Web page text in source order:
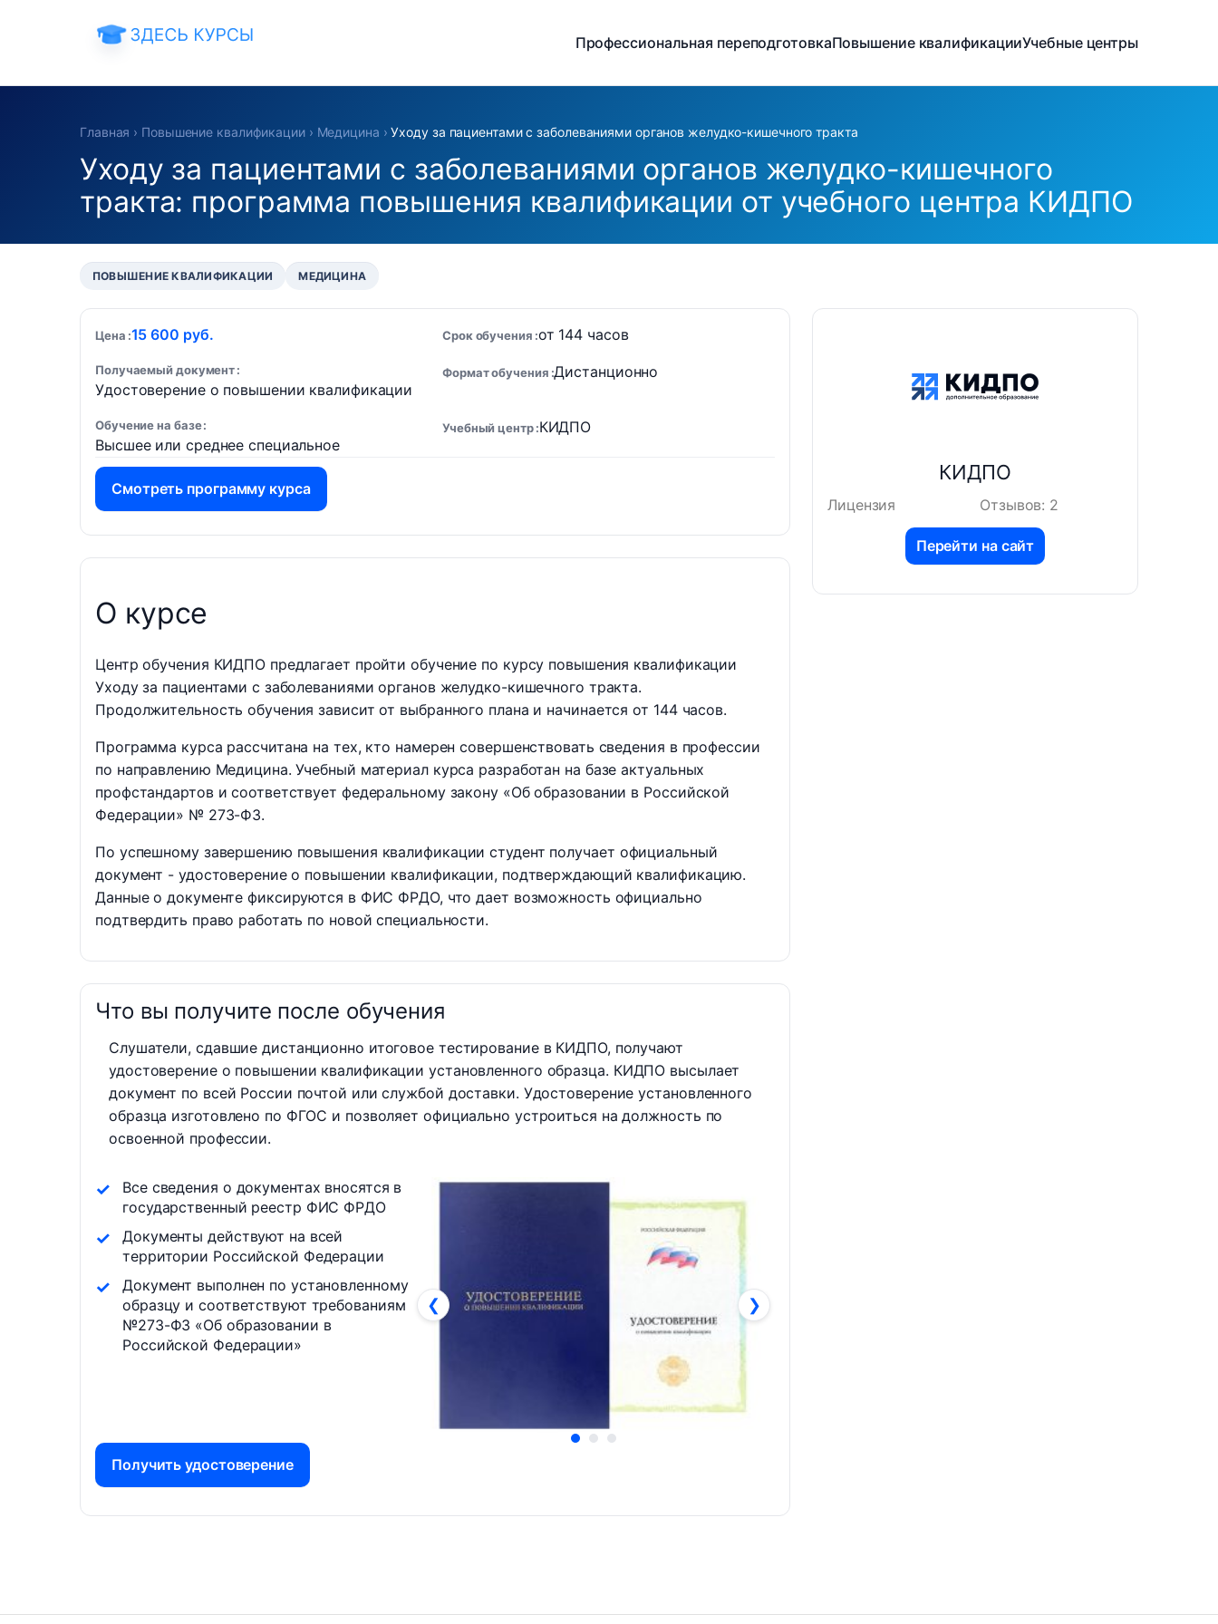
Профессиональная переподготовкаПовышение квалификацииУчебные центры
Главная › Повышение квалификации› Медицина ›Уходу за пациентами с заболеваниями органов желудко-кишечного тракта
Уходу за пациентами с заболеваниями органов желудко-кишечного
тракта: программа повышения квалификации от учебного центра КИДПО
ПОВЫШЕНИЕ КВАЛИФИКАЦИИ МЕДИЦИНА
Цена 15 600 руб. Срок обучения от 144 часов
Получаемый документ
Удостоверение о повышении квалификации
Формат обучения Дистанционно
Обучение на базе
Высшее или среднее специальное
Учебный центр КИДПО
Смотреть программу курса
О курсе
Центр обучения КИДПО предлагает пройти обучение по курсу повышения квалификации
Уходу за пациентами с заболеваниями органов желудко-кишечного тракта.
Продолжительность обучения зависит от выбранного плана и начинается от 144 часов.
Программа курса рассчитана на тех, кто намерен совершенствовать сведения в профессии
по направлению Медицина. Учебный материал курса разработан на базе актуальных
профстандартов и соответствует федеральному закону «Об образовании в Российской
Федерации» № 273-ФЗ.
По успешному завершению повышения квалификации студент получает официальный
документ - удостоверение о повышении квалификации, подтверждающий квалификацию.
Данные о документе фиксируются в ФИС ФРДО, что дает возможность официально
подтвердить право работать по новой специальности.
Что вы получите после обучения
Слушатели, сдавшие дистанционно итоговое тестирование в КИДПО, получают
удостоверение о повышении квалификации установленного образца. КИДПО высылает
документ по всей России почтой или службой доставки. Удостоверение установленного
образца изготовлено по ФГОС и позволяет официально устроиться на должность по
освоенной профессии.
Все сведения о документах вносятся в
государственный реестр ФИС ФРДО
Документы действуют на всей
территории Российской Федерации
Документ выполнен по установленному
образцу и соответствуют требованиям
№273-ФЗ «Об образовании в
Российской Федерации»
❮ ❯
Получить удостоверение
КИДПО
Лицензия Отзывов: 2
Перейти на сайт